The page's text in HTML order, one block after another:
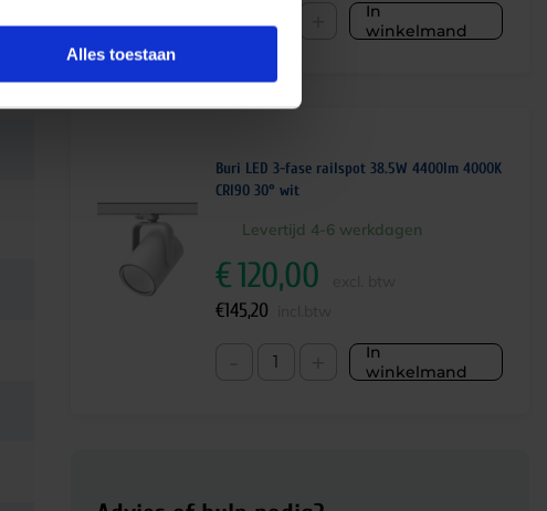
Alles toestaan
-
In
winkelmand
Buri LED 3-fase railspot 38.5W 4400lm 4000K
CRI90 30° wit
Levertijd 4-6 werkdagen
In
winkelmand
€120,00
€145,20